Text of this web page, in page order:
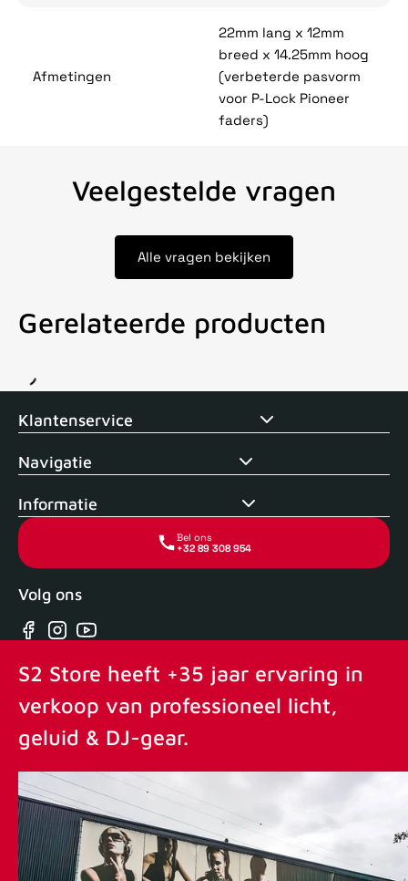
Afmetingen
22mm lang x 12mm
breed x 14.25mm hoog
(verbeterde pasvorm
voor P-Lock Pioneer
faders)
Veelgestelde vragen
Alle vragen bekijken
Gerelateerde producten
Voor 15uur besteld, zelfde dag verstuurd Echte winkel +35
Klantenservice
Navigatie
Informatie
Bel ons
+32 89 308 954
Volg ons
Facebook
Instagram
YouTube
S2 Store heeft +35 jaar ervaring in
verkoop van professioneel licht,
geluid & DJ-gear.